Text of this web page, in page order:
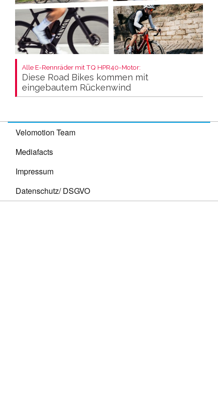
Alle E-Rennräder mit TQ HPR40-Motor:
Diese Road Bikes kommen mit
eingebautem Rückenwind
Velomotion Team
Mediafacts
Impressum
Datenschutz/ DSGVO